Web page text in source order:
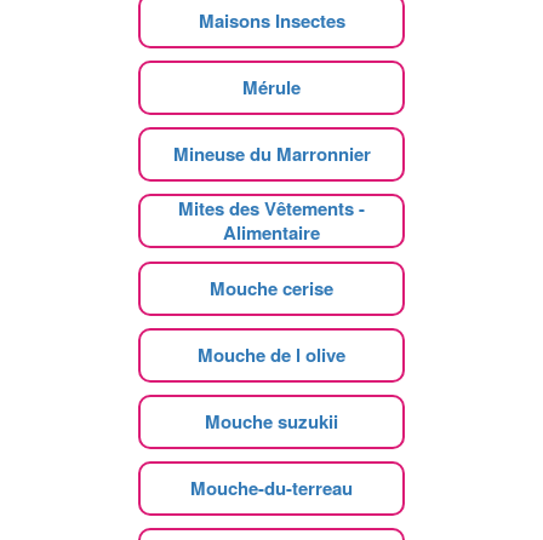
Maisons Insectes
Mérule
Mineuse du Marronnier
Mites des Vêtements -
Alimentaire
Mouche cerise
Mouche de l olive
Mouche suzukii
Mouche-du-terreau